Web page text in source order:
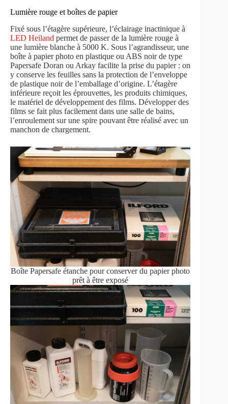
Lumière rouge et boîtes de papier
Fixé sous l’étagère supérieure, l’éclairage inactinique à
LED Heiland permet de passer de la lumière rouge à
une lumière blanche à 5000 K. Sous l’agrandisseur, une
boîte à papier photo en plastique ou ABS noir de type
Papersafe Doran ou Arkay facilite la prise du papier : on
y conserve les feuilles sans la protection de l’enveloppe
de plastique noir de l’emballage d’origine. L’étagère
inférieure reçoit les éprouvettes, les produits chimiques,
le matériel de développement des films. Développer des
films se fait plus facilement dans une salle de bains,
l’enroulement sur une spire pouvant être réalisé avec un
manchon de chargement.
Boîte Papersafe étanche pour conserver du papier photo
prêt à être exposé